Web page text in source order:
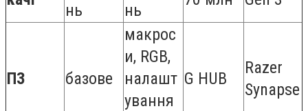
нь
нь
ПЗ базове
макрос
и, RGB,
налашт
ування
G HUB
Razer
Synapse